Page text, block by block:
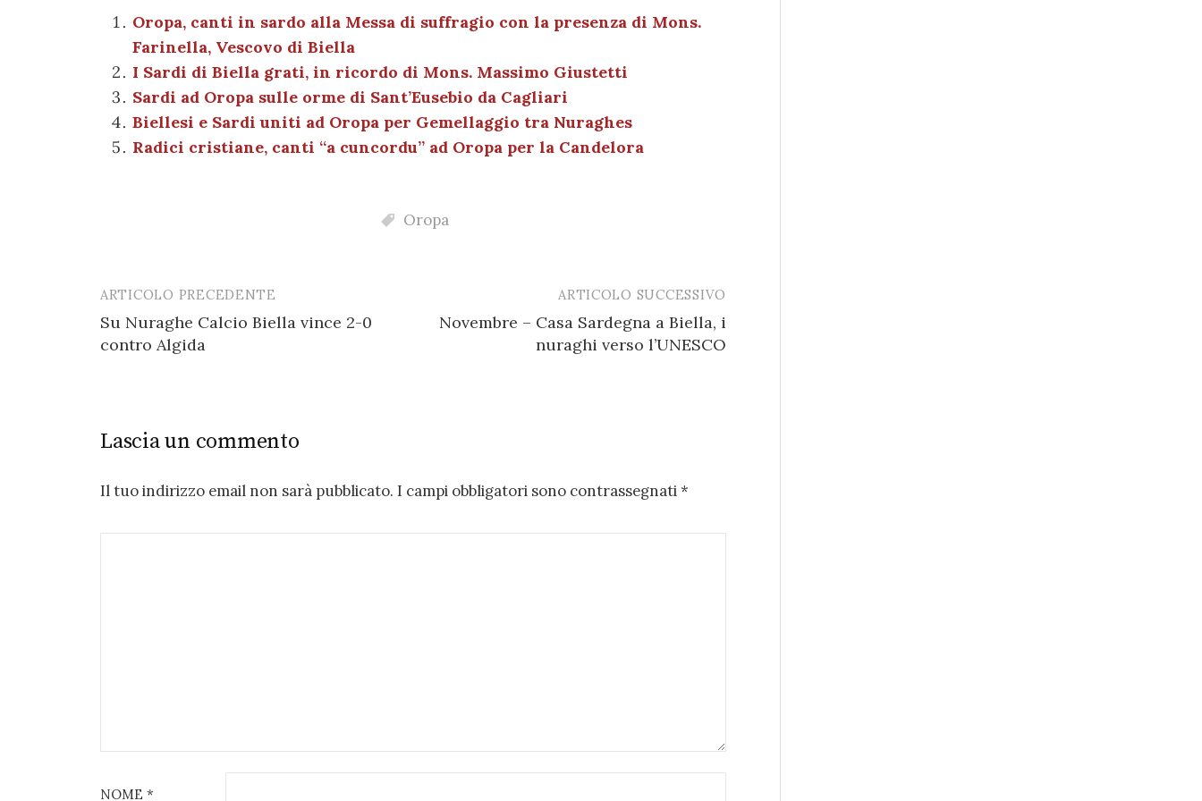
e
b
o
o
k
te
r
es
t
s
A
p
p
n
g
er
gr
a
m
e
dI
n
k l di
vi
di
Oropa, canti in sardo alla Messa di suffragio con la presenza di Mons.
Farinella, Vescovo di Biella
I Sardi di Biella grati, in ricordo di Mons. Massimo Giustetti
Sardi ad Oropa sulle orme di Sant’Eusebio da Cagliari
Biellesi e Sardi uniti ad Oropa per Gemellaggio tra Nuraghes
Radici cristiane, canti “a cuncordu” ad Oropa per la Candelora
Oropa
Post
navigation
ARTICOLO PRECEDENTE
Su Nuraghe Calcio Biella vince 2-0
contro Algida
ARTICOLO SUCCESSIVO
Novembre – Casa Sardegna a Biella, i
nuraghi verso l’UNESCO
Lascia un commento
Il tuo indirizzo email non sarà pubblicato. I campi obbligatori sono contrassegnati*
NOME *